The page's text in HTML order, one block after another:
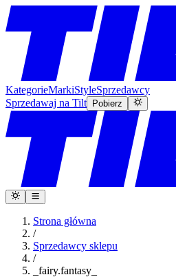
KategorieMarkiStyleSprzedawcy
Sprzedawaj na Tilt
Pobierz
Strona główna
/
Sprzedawcy sklepu
/
_fairy.fantasy_